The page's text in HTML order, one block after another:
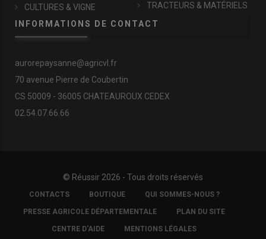
CULTURES & VIGNE
TRACTEURS & MATÉRIELS
INFORMATIONS DE CONTACT
aurorepaysanne@agricvl.fr
70 avenue Pierre de Coubertin
CS 50009 - 36005 CHATEAUROUX CEDEX
02.54.07.66.66
© Réussir 2026 - Tous droits réservés
FOOTER
COPYRIGHT
CONTACTS BOUTIQUE QUI SOMMES-NOUS ?
PRESSE AGRICOLE DÉPARTEMENTALE PLAN DU SITE
CENTRE D'AIDE MENTIONS LÉGALES